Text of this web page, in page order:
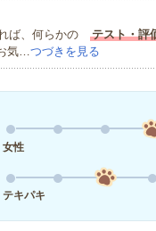
ば、何らかの
テスト・評
気…つづきを見る
女性
テキパキ